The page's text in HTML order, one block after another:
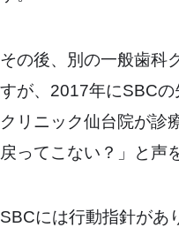
その後、別の一般歯科
すが、2017年にSBC
クリニック仙台院が診
戻ってこない？」と声
SBCには行動指針があ